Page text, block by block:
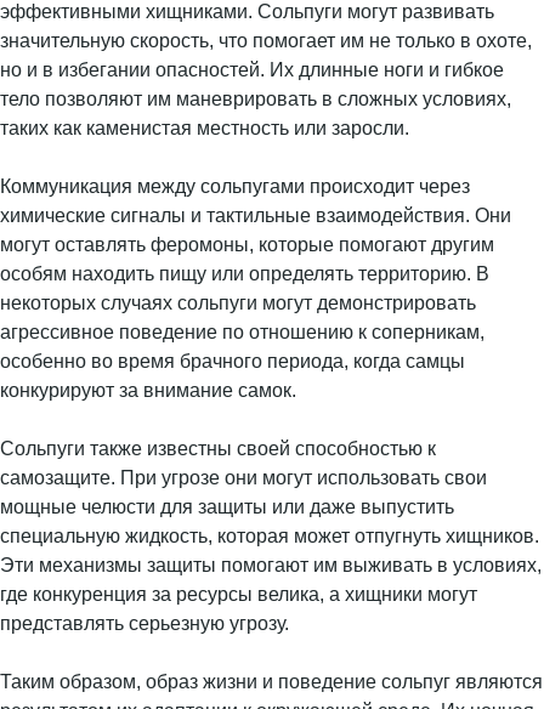
эффективными хищниками. Сольпуги могут развивать
значительную скорость, что помогает им не только в охоте,
но и в избегании опасностей. Их длинные ноги и гибкое
тело позволяют им маневрировать в сложных условиях,
таких как каменистая местность или заросли.
Коммуникация между сольпугами происходит через
химические сигналы и тактильные взаимодействия. Они
могут оставлять феромоны, которые помогают другим
особям находить пищу или определять территорию. В
некоторых случаях сольпуги могут демонстрировать
агрессивное поведение по отношению к соперникам,
особенно во время брачного периода, когда самцы
конкурируют за внимание самок.
Сольпуги также известны своей способностью к
самозащите. При угрозе они могут использовать свои
мощные челюсти для защиты или даже выпустить
специальную жидкость, которая может отпугнуть хищников.
Эти механизмы защиты помогают им выживать в условиях,
где конкуренция за ресурсы велика, а хищники могут
представлять серьезную угрозу.
Таким образом, образ жизни и поведение сольпуг являются